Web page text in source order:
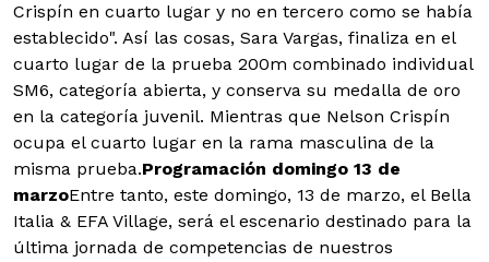
Crispín en cuarto lugar y no en tercero como se había
establecido". Así las cosas, Sara Vargas, finaliza en el
cuarto lugar de la prueba 200m combinado individual
SM6, categoría abierta, y conserva su medalla de oro
en la categoría juvenil. Mientras que Nelson Crispín
ocupa el cuarto lugar en la rama masculina de la
misma prueba.Programación domingo 13 de
marzoEntre tanto, este domingo, 13 de marzo, el Bella
Italia & EFA Village, será el escenario destinado para la
última jornada de competencias de nuestros